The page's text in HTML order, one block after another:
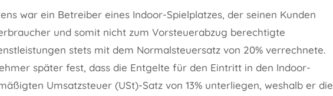
war ein Betreiber eines Indoor-Spielplatzes, der seinen Kunden
und somit nicht zum Vorsteuerabzug berechtigte
stets mit dem Normalsteuersatz von 20% verrechnete.
später fest, dass die Entgelte für den Eintritt in den Indoor-
Umsatzsteuer (USt)-Satz von 13% unterliegen, weshalb er die